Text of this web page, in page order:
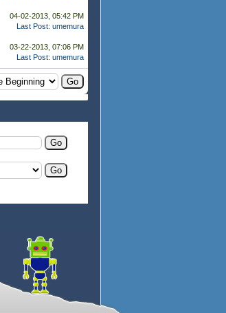
04-02-2013, 05:42 PM
Last Post: umemura
03-22-2013, 07:06 PM
Last Post: umemura